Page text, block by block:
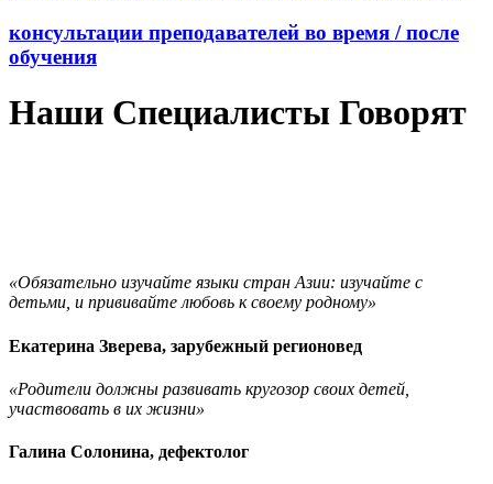
консультации преподавателей во время / после
обучения
Наши Специалисты Говорят
«Обязательно изучайте языки стран Азии: изучайте с
детьми, и прививайте любовь к своему родному»
Екатерина Зверева, зарубежный регионовед
«Родители должны развивать кругозор своих детей,
участвовать в их жизни»
Галина Солонина, дефектолог